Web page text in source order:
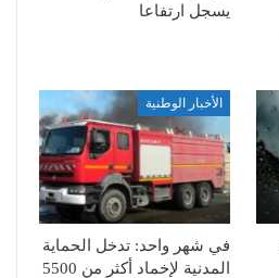
يسجل ارتفاعا
الأخبار الوطنية
في شهر واحد: تدخل الحماية
المدنية لإخماد أكثر من 5500